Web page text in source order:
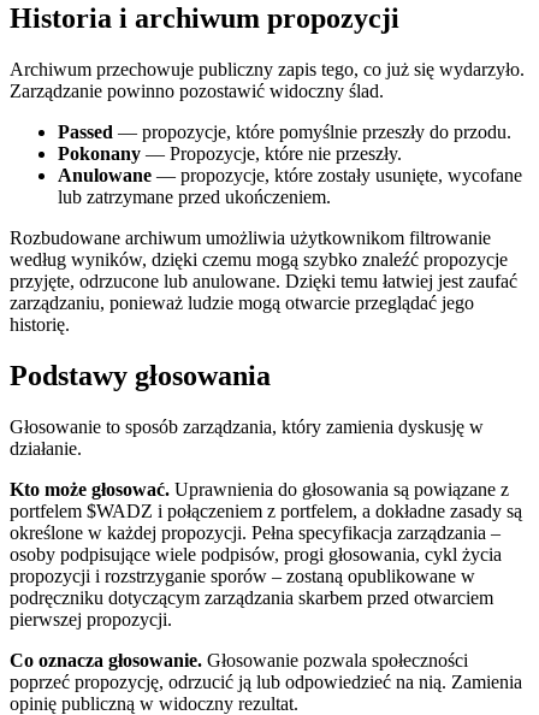
Historia i archiwum propozycji
Archiwum przechowuje publiczny zapis tego, co już się wydarzyło.
Zarządzanie powinno pozostawić widoczny ślad.
Passed — propozycje, które pomyślnie przeszły do ​​przodu.
Pokonany — Propozycje, które nie przeszły.
Anulowane — propozycje, które zostały usunięte, wycofane
lub zatrzymane przed ukończeniem.
Rozbudowane archiwum umożliwia użytkownikom filtrowanie
według wyników, dzięki czemu mogą szybko znaleźć propozycje
przyjęte, odrzucone lub anulowane. Dzięki temu łatwiej jest zaufać
zarządzaniu, ponieważ ludzie mogą otwarcie przeglądać jego
historię.
Podstawy głosowania
Głosowanie to sposób zarządzania, który zamienia dyskusję w
działanie.
Kto może głosować. Uprawnienia do głosowania są powiązane z
portfelem $WADZ i połączeniem z portfelem, a dokładne zasady są
określone w każdej propozycji. Pełna specyfikacja zarządzania –
osoby podpisujące wiele podpisów, progi głosowania, cykl życia
propozycji i rozstrzyganie sporów – zostaną opublikowane w
podręczniku dotyczącym zarządzania skarbem przed otwarciem
pierwszej propozycji.
Co oznacza głosowanie. Głosowanie pozwala społeczności
poprzeć propozycję, odrzucić ją lub odpowiedzieć na nią. Zamienia
opinię publiczną w widoczny rezultat.